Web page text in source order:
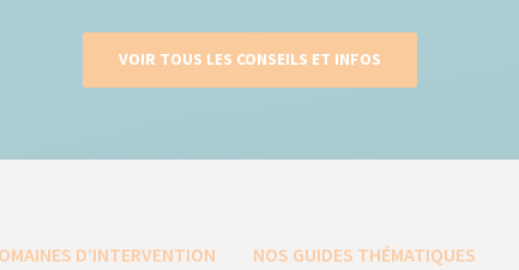
VOIR TOUS LES CONSEILS ET INFOS
D’INTERVENTION NOS GUIDES THÉMATIQUES